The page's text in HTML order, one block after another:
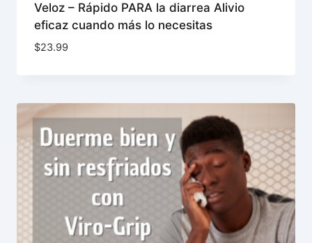
Veloz – Rápido PARA la diarrea Alivio
eficaz cuando más lo necesitas
$23.99